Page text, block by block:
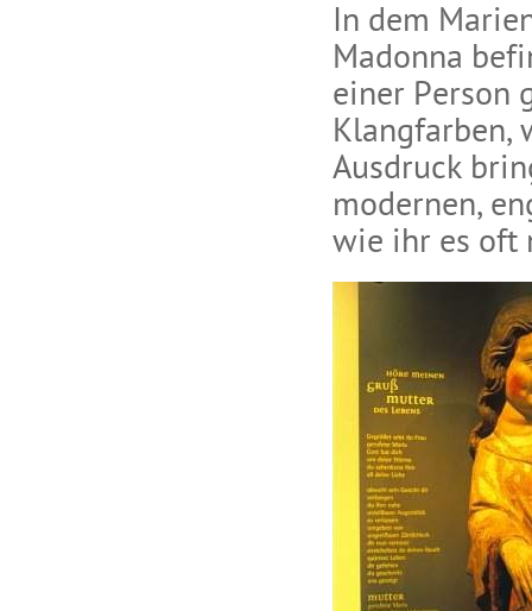
In dem
Madonna
einer Person
Klangfarben,
Ausdruck
modernen,
wie ihr es